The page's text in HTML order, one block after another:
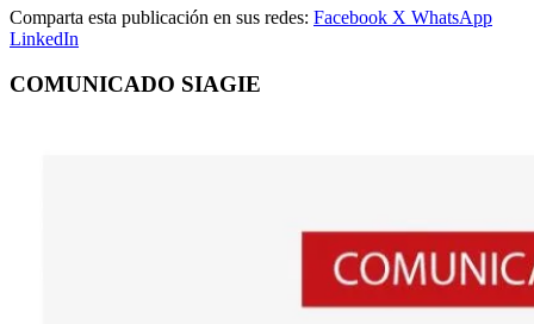
Comparta esta publicación en sus redes: Facebook X WhatsApp
LinkedIn
COMUNICADO SIAGIE